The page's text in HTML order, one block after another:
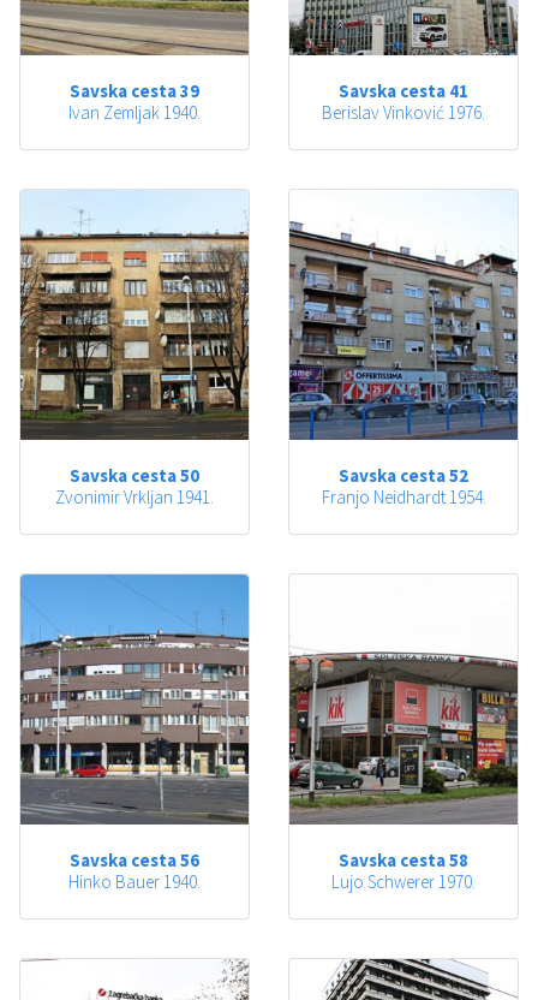
Savska cesta 39
Ivan Zemljak 1940.
Savska cesta 41
Berislav Vinković 1976.
Savska cesta 50
Zvonimir Vrkljan 1941.
Savska cesta 52
Franjo Neidhardt 1954.
Savska cesta 56
Hinko Bauer 1940.
Savska cesta 58
Lujo Schwerer 1970.